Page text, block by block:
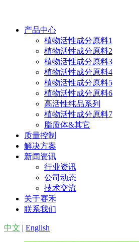
产品中心
植物活性成分原料1
植物活性成分原料2
植物活性成分原料3
植物活性成分原料4
植物活性成分原料5
植物活性成分原料6
高活性纯品系列
植物活性成分原料7
脂质体&其它
质量控制
解决方案
新闻资讯
行业资讯
公司动态
技术交流
关于赛禾
联系我们
中文 | English